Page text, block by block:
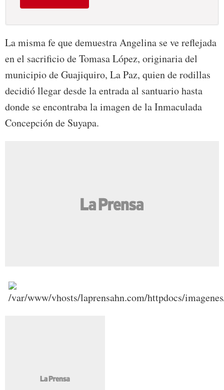
La misma fe que demuestra Angelina se ve reflejada
en el sacrificio de Tomasa López, originaria del
municipio de Guajiquiro, La Paz, quien de rodillas
decidió llegar desde la entrada al santuario hasta
donde se encontraba la imagen de la Inmaculada
Concepción de Suyapa.